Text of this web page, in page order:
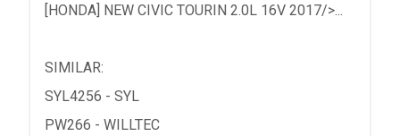
[HONDA] NEW CIVIC TOURIN 2.0L 16V 2017/>...
SIMILAR:
SYL4256 - SYL
PW266 - WILLTEC